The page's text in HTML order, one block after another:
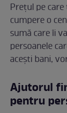
Prețul pe care
cumpere o
sumă care îi
persoanele
acești bani,
Ajutorul
pentru